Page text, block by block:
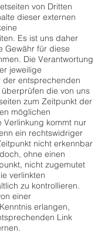
von Dritten
dieser externen
Es ist uns daher
Gewähr für diese
Die Verantwortung
jeweilige
der entsprechenden
überprüfen die von uns
zum Zeitpunkt der
möglichen
Verlinkung kommt nur
ein rechtswidriger
nicht erkennbar
ohne einen
nicht zugemutet
verlinkten
zu kontrollieren.
einer
erlangen,
Link